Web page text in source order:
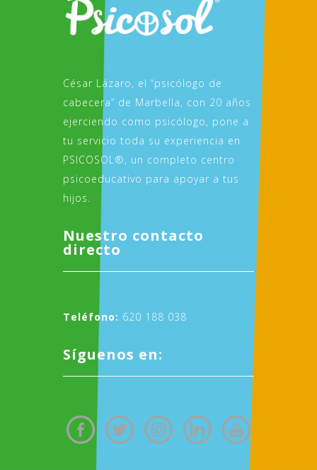
César Lázaro, el “psicólogo de
cabecera” de Marbella, con 20 años
ejerciendo como psicólogo, pone a
tu servicio toda su experiencia en
PSICOSOL®, un completo centro
psicoeducativo para apoyar a tus
hijos.
Nuestro contacto
directo
Teléfono: 620 188 038
Síguenos en: